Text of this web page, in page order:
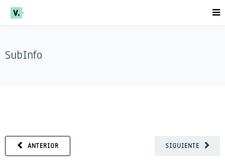
SubInfo
SIGUIENTE
ANTERIOR